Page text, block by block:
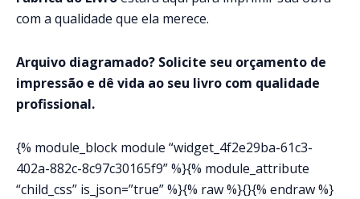
com a qualidade que ela merece.
Arquivo diagramado? Solicite seu orçamento de
impressão e dê vida ao seu livro com qualidade
profissional.
{% module_block module “widget_4f2e29ba-61c3-
402a-882c-8c97c30165f9” %}{% module_attribute
“child_css” is_json=”true” %}{% raw %}{}{% endraw %}